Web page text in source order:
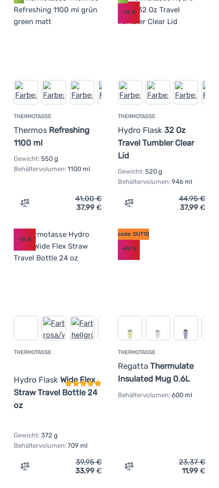
THERMOTASSE
Thermos Refreshing
1100 ml
Gewicht: 550 g
Behältervolumen: 1100 ml
Zum Vergleich 'Thermotasse Thermos Refreshing 1100
41,00€
37,99 €
THERMOTASSE
Hydro Flask 32 Oz
Travel Tumbler Clear
Lid
-15%
Gewicht: 520 g
Behältervolumen: 946 ml
Zum Vergleich
44,95€
37,99 €
THERMOTASSE
Hydro Flask Wide Flex
Straw Travel Bottle 24
oz
Kundenbewertung
-15 %
Gewicht: 372 g
Behältervolumen: 709 ml
Zum Vergleich 'Thermotasse Hydro Flask Wide Flex
39,95€
33,99 €
THERMOTASSE
Regatta Thermulate
Insulated Mug 0.6L
code: OUT10
-49%
Behältervolumen: 600 ml
Zum Vergleich
23,37€
11,99 €